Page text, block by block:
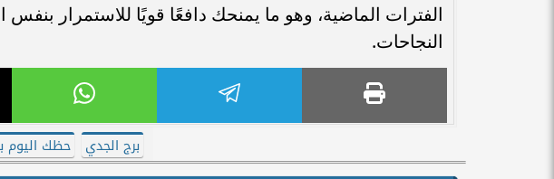
الفترات الماضية، وهو ما يمنحك دافعًا قويًا للاستمرار
النجاحات.
برج الجدي حظك اليوم